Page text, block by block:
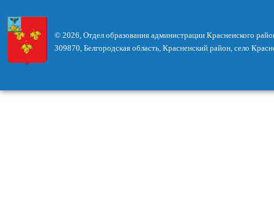
© 2026, Отдел образования администрации Красненского
309870, Белгородская область, Красненский район, село